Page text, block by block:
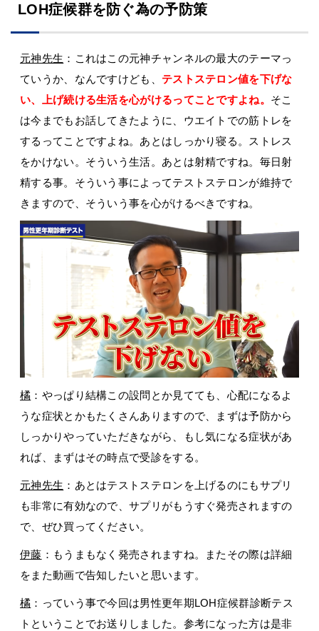
LOH症候群を防ぐ為の予防策
元神先生 ：これはこの元神チャンネルの最大のテーマっ
ていうか、なんですけども、 テストステロン値を下げな
い、上げ続ける生活を心がけるってことですよね。 そこ
は今までもお話してきたように、ウエイトでの筋トレを
するってことですよね。あとはしっかり寝る。ストレス
をかけない。そういう生活。あとは射精ですね。毎日射
精する事。そういう事によってテストステロンが維持で
きますので、そういう事を心がけるべきですね。
橘 ：やっぱり結構この設問とか見てても、心配になるよ
うな症状とかもたくさんありますので、まずは予防から
しっかりやっていただきながら、もし気になる症状があ
れば、まずはその時点で受診をする。
元神先生 ：あとはテストステロンを上げるのにもサプリ
も非常に有効なので、サプリがもうすぐ発売されますの
で、ぜひ買ってください。
伊藤 ：もうまもなく発売されますね。またその際は詳細
をまた動画で告知したいと思います。
橘 ：っていう事で今回は男性更年期LOH症候群診断テス
トということでお送りしました。参考になった方は是非